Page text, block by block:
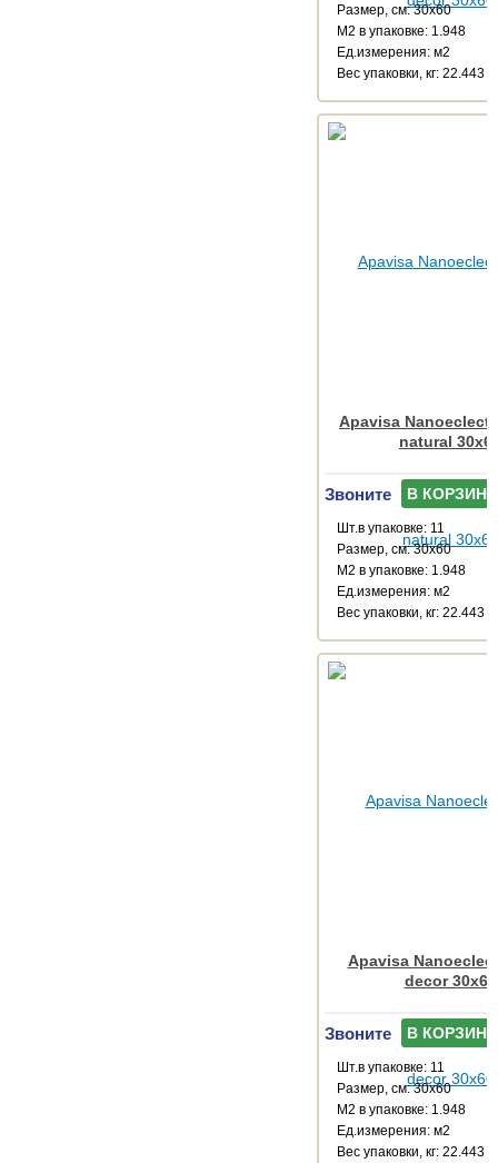
Размер, см: 30x60
М2 в упаковке: 1.948
Ед.измерения: м2
Веc упаковки, кг: 22.443
Apavisa
natural
Звоните В КОРЗИНУ
Шт.в упаковке: 11
Размер, см: 30x60
М2 в упаковке: 1.948
Ед.измерения: м2
Веc упаковки, кг: 22.443
Apavisa
decor 30x60
Звоните В КОРЗИНУ
Шт.в упаковке: 11
Размер, см: 30x60
М2 в упаковке: 1.948
Ед.измерения: м2
Веc упаковки, кг: 22.443